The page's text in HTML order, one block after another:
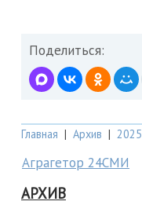
Поделиться:
Главная | Архив | 2025
Аграгетор 24СМИ
АРХИВ